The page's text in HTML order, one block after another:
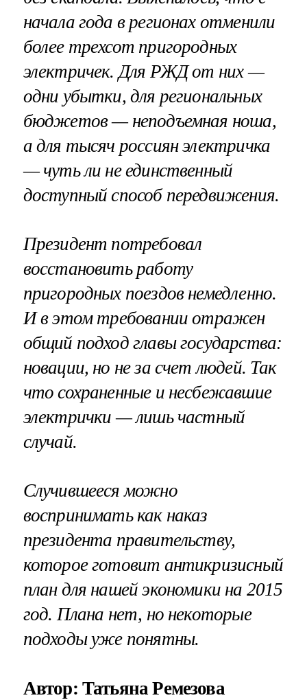
начала года в регионах отменили
более трехсот пригородных
электричек. Для РЖД от них —
одни убытки, для региональных
бюджетов — неподъемная ноша,
а для тысяч россиян электричка
— чуть ли не единственный
доступный способ передвижения.
Президент потребовал
восстановить работу
пригородных поездов немедленно.
И в этом требовании отражен
общий подход главы государства:
новации, но не за счет людей. Так
что сохраненные и несбежавшие
электрички — лишь частный
случай.
Случившееся можно
воспринимать как наказ
президента правительству,
которое готовит антикризисный
план для нашей экономики на 2015
год. Плана нет, но некоторые
подходы уже понятны.
Автор: Татьяна Ремезова